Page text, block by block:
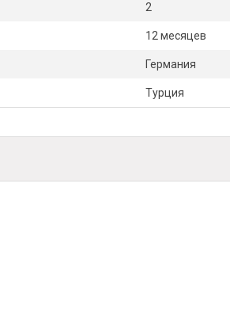
2
12 месяцев
Германия
Турция